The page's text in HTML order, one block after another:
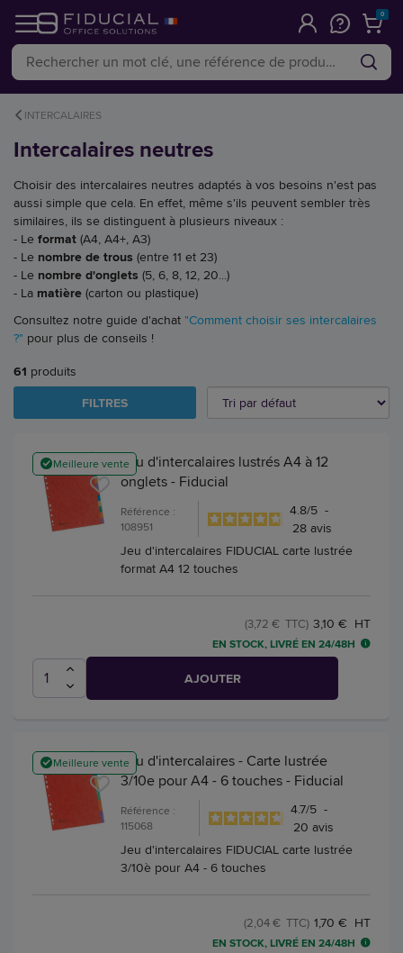
0
INTERCALAIRES
Intercalaires neutres
Choisir des intercalaires neutres adaptés à vos besoins n'est pas
aussi simple que cela. En effet, même s'ils peuvent sembler très
similaires, ils se distinguent à plusieurs niveaux :
- Le format (A4, A4+, A3)
- Le nombre de trous (entre 11 et 23)
- Le nombre d'onglets (5, 6, 8, 12, 20...)
- La matière (carton ou plastique)
Consultez notre guide d'achat "Comment choisir ses intercalaires
?" pour plus de conseils !
61 produits
FILTRES
Meilleure venteJeu d'intercalaires lustrés A4 à 12
onglets - Fiducial
Référence :
108951
4.8/5 -
28avis
Jeu d'intercalaires FIDUCIAL carte lustrée
format A4 12 touches
3,10 € HT
(3,72 € TTC)
EN STOCK, LIVRÉ EN 24/48H
AJOUTER
Meilleure venteJeu d'intercalaires - Carte lustrée
3/10e pour A4 - 6 touches - Fiducial
Référence :
115068
4.7/5 -
20 avis
Jeu d'intercalaires FIDUCIAL carte lustrée
3/10è pour A4 - 6 touches
1,70 € HT
(2,04 € TTC)
EN STOCK, LIVRÉ EN 24/48H